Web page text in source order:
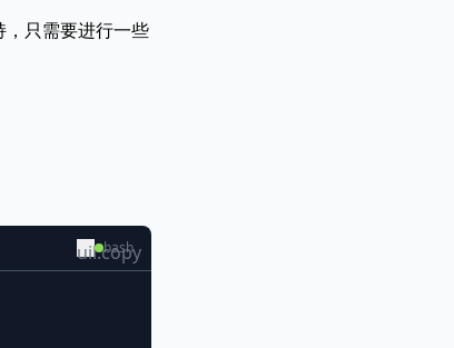
只需要进行一些
uil:copy
bash